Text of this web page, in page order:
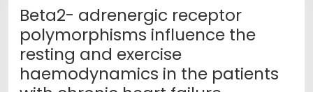
Beta2- adrenergic receptor
polymorphisms influence the
resting and exercise
haemodynamics in the patients